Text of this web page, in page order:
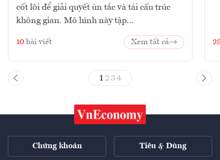
cốt lõi để giải quyết ùn tắc và tái cấu trúc
không gian. Mô hình này tập...
10 bài viết Xem tất cả
1 23 4
Chứng khoán Tiêu & Dùng